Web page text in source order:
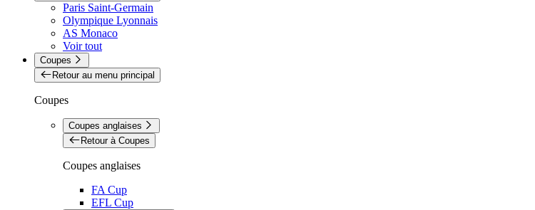
Paris Saint-Germain
Olympique Lyonnais
AS Monaco
Voir tout
Coupes
Retour au menu principal
Coupes
Coupes anglaises
Retour à Coupes
Coupes anglaises
FA Cup
EFL Cup